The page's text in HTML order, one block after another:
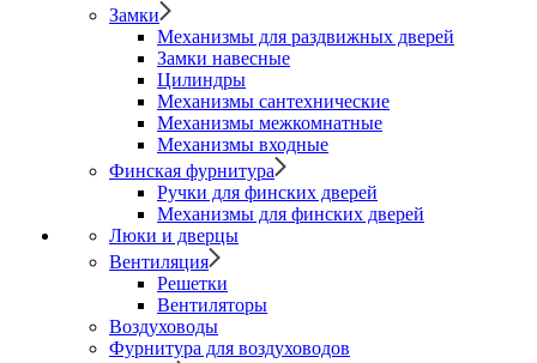
Замки
Механизмы для раздвижных дверей
Замки навесные
Цилиндры
Механизмы сантехнические
Механизмы межкомнатные
Механизмы входные
Финская фурнитура
Ручки для финских дверей
Механизмы для финских дверей
Люки и дверцы
Вентиляция
Решетки
Вентиляторы
Воздуховоды
Фурнитура для воздуховодов